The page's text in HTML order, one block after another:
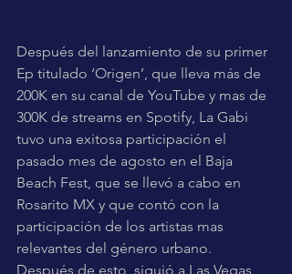
Después del lanzamiento de su primer
Ep titulado ‘Origen’, que lleva más de
200K en su canal de YouTube y mas de
300K de streams en Spotify, La Gabi
tuvo una exitosa participación el
pasado mes de agosto en el Baja
Beach Fest, que se llevó a cabo en
Rosarito MX y que contó con la
participación de los artistas mas
relevantes del género urbano.
Después de esto, siguió a Las Vegas,